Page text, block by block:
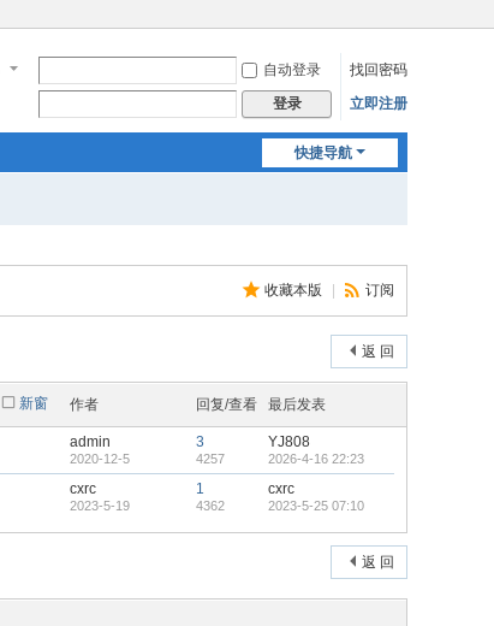
自动登录
找回密码
登录 立即注册
快捷导航
收藏本版 订阅
返 回
新窗 作者 回复/查看 最后发表
admin
2020-12-5
3
4257
YJ808
2026-4-16 22:23
cxrc
2023-5-19
1
4362
cxrc
2023-5-25 07:10
返 回